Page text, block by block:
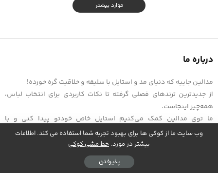
موارد بیشتر
درباره ما
مدالین جاییه که دنیای مد و استایل با سلیقه و خلاقیت گره خورده!
از جدیدترین ترندهای فصلی گرفته تا نکات کاربردی برای انتخاب لباس،
همه‌چیز اینجاست.
ما توی مدالین کمک می‌کنیم استایل خاص خودتو پیدا کنی و با
اعتمادبه‌نفس بدرخشی.
اگه دنبال یه منبع کامل و الهام‌بخش برای مد و پوشاکی، مدالین همون
همراه ما باش تا هر روز شیک‌تر و خاص‌تر بشی!
وب سایت ما از کوکی ها برای بهبود تجربه شما استفاده می کند. اطلاعات
بیشتر در مورد: خط مشی کوکی
پذیرفتن